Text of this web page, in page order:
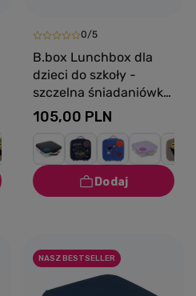
0/5
B.box Lunchbox dla
dzieci do szkoły -
szczelna śniadaniówka
z przegródkami i
wkładem chłodzącym
Lemon Twist
105,00 PLN
NASZ BESTSELLER